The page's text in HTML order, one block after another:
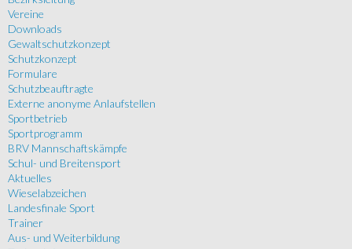
Vereine
Downloads
Gewaltschutzkonzept
Schutzkonzept
Formulare
Schutzbeauftragte
Externe anonyme Anlaufstellen
Sportbetrieb
Sportprogramm
BRV Mannschaftskämpfe
Schul- und Breitensport
Aktuelles
Wieselabzeichen
Landesfinale Sport
Trainer
Aus- und Weiterbildung